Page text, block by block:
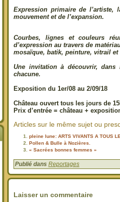
Expression primaire de
mouvement et de l’expansion.
Courbes, lignes et couleurs
d’expression au travers de
mosaïque, batik, peinture, vitrail et
Une invitation à découvrir,
chacune.
Exposition du 1er/08 au 2/09/18
Château ouvert tous les jours de
Prix d’entrée = château +
Articles sur le même sujet ou
pleine lune: ARTS VIVANTS A TOUS
Pollen & Bulle à Nozières.
« Sacrées bonnes femmes »
Publié dans Reportages
Laisser un commentaire